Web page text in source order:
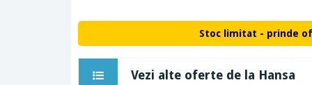
Stoc limitat - prinde
Vezi alte oferte de la Hansa